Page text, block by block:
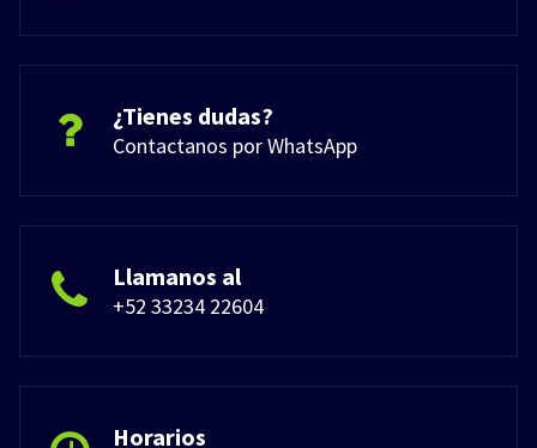
¿Tienes dudas?
Contactanos por WhatsApp
Llamanos al
+52 33234 22604
Horarios